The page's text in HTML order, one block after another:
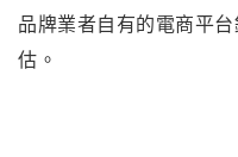
品牌業者自有的電商平
估。